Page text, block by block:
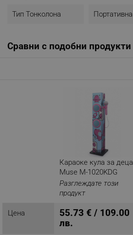
Тип Тонколона Портативна
Сравни с подобни продукти
Караоке кула за деца
Muse M-1020KDG
Разглеждате този
продукт
Цена
55.73 € / 109.00
лв.